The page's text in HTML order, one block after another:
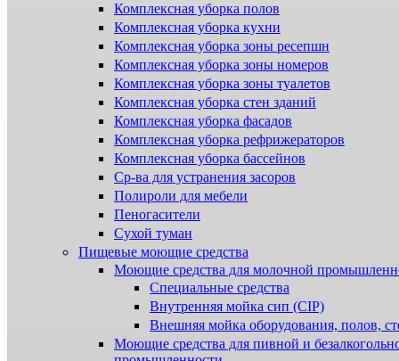
Комплексная уборка полов
Комплексная уборка кухни
Комплексная уборка зоны ресепшн
Комплексная уборка зоны номеров
Комплексная уборка зоны туалетов
Комплексная уборка стен зданий
Комплексная уборка фасадов
Комплексная уборка рефрижераторов
Комплексная уборка бассейнов
Ср-ва для устранения засоров
Полироли для мебели
Пеногасители
Сухой туман
Пищевые моющие средства
Моющие средства для молочной
Специальные средства
Внутренняя мойка сип (CIP)
Внешняя мойка оборудования, полов,
Моющие средства для пивной и